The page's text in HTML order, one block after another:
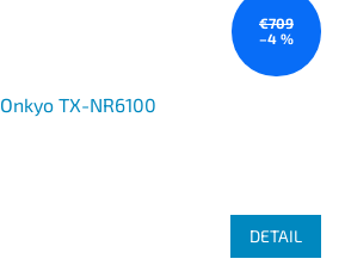
€709
–4 %
Onkyo TX-NR6100
DETAIL